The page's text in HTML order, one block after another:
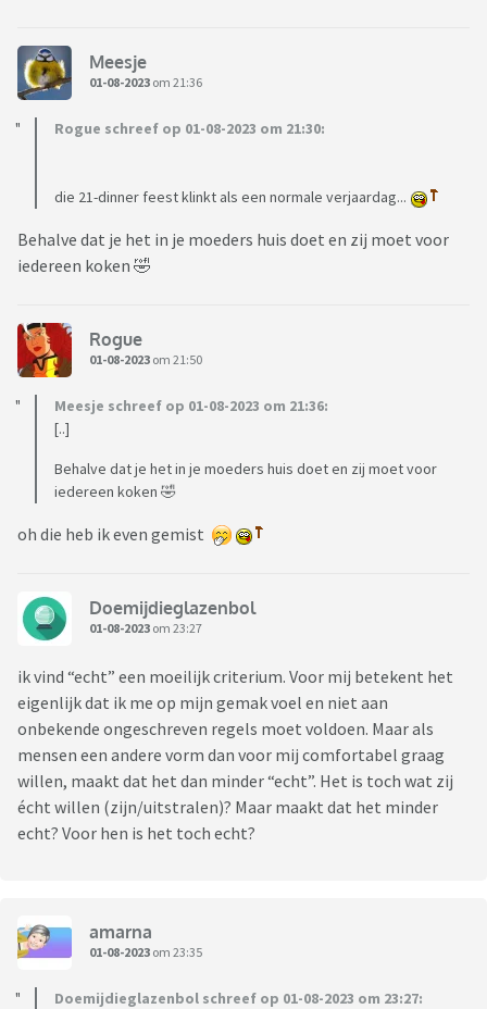
Meesje
01-08-2023 om 21:36
Rogue schreef op 01-08-2023 om 21:30:
die 21-dinner feest klinkt als een normale verjaardag...
Behalve dat je het in je moeders huis doet en zij moet voor
iedereen koken 🤣
Rogue
01-08-2023 om 21:50
Meesje schreef op 01-08-2023 om 21:36:
[..]
Behalve dat je het in je moeders huis doet en zij moet voor
iedereen koken 🤣
oh die heb ik even gemist
Doemijdieglazenbol
01-08-2023 om 23:27
ik vind “echt” een moeilijk criterium. Voor mij betekent het
eigenlijk dat ik me op mijn gemak voel en niet aan
onbekende ongeschreven regels moet voldoen. Maar als
mensen een andere vorm dan voor mij comfortabel graag
willen, maakt dat het dan minder “echt”. Het is toch wat zij
écht willen (zijn/uitstralen)? Maar maakt dat het minder
echt? Voor hen is het toch echt?
amarna
01-08-2023 om 23:35
Doemijdieglazenbol schreef op 01-08-2023 om 23:27: